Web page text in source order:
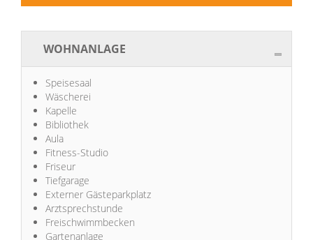
WOHNANLAGE
Speisesaal
Wäscherei
Kapelle
Bibliothek
Aula
Fitness-Studio
Friseur
Tiefgarage
Externer Gästeparkplatz
Arztsprechstunde
Freischwimmbecken
Gartenanlage